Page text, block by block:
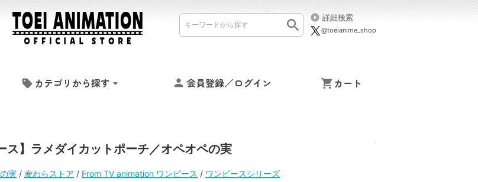
詳細検索
@toeianime_shop
カテゴリから探す 会員登録／ログイン カート
ス】ラメダイカットポーチ／オペオペの実
実 / 麦わらストア / From TV animation ワンピース / ワンピースシリーズ